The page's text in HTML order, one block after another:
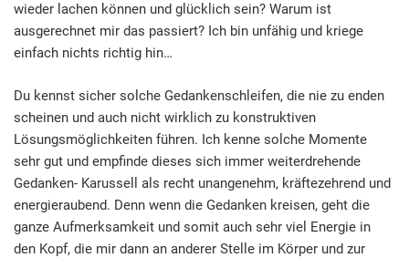
wieder lachen können und glücklich sein? Warum ist
ausgerechnet mir das passiert? Ich bin unfähig und kriege
einfach nichts richtig hin…
Du kennst sicher solche Gedankenschleifen, die nie zu enden
scheinen und auch nicht wirklich zu konstruktiven
Lösungsmöglichkeiten führen. Ich kenne solche Momente
sehr gut und empfinde dieses sich immer weiterdrehende
Gedanken- Karussell als recht unangenehm, kräftezehrend und
energieraubend. Denn wenn die Gedanken kreisen, geht die
ganze Aufmerksamkeit und somit auch sehr viel Energie in
den Kopf, die mir dann an anderer Stelle im Körper und zur